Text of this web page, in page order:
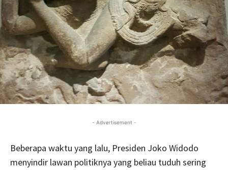
- Advertisement -
Beberapa waktu yang lalu, Presiden Joko Widodo
menyindir lawan politiknya yang beliau tuduh sering